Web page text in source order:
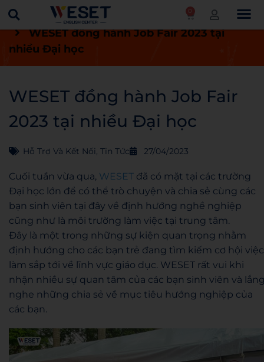
0
Trang chủ Tin tức
Hỗ trợ và kết nối
WESET đồng hành Job Fair 2023 tại
nhiều Đại học
WESET đồng hành Job Fair
2023 tại nhiều Đại học
Hỗ Trợ Và Kết Nối, Tin Tức 27/04/2023
Cuối tuần vừa qua, WESET đã có mặt tại các trường
Đại học lớn để có thể trò chuyện và chia sẻ cùng các
bạn sinh viên tại đây về định hướng nghề nghiệp
cũng như là môi trường làm việc tại trung tâm.
Đây là một trong những sự kiện quan trọng nhằm
định hướng cho các bạn trẻ đang tìm kiếm cơ hội việc
làm sắp tới về lĩnh vực giáo dục. WESET rất vui khi
nhận nhiều sự quan tâm của các bạn sinh viên và
nghe những chia sẻ về mục tiêu hướng nghiệp của
các bạn.